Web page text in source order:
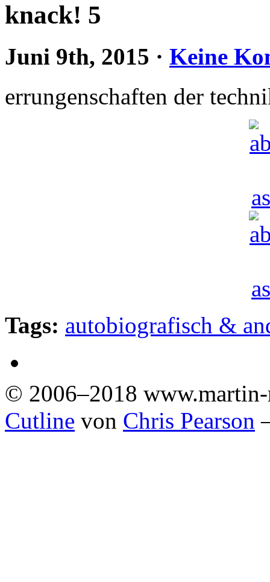
knack! 5
Juni 9th, 2015 · Keine
errungenschaften der
Tags: autobiografisch &
© 2006–2018
Cutline von Chris Pearson